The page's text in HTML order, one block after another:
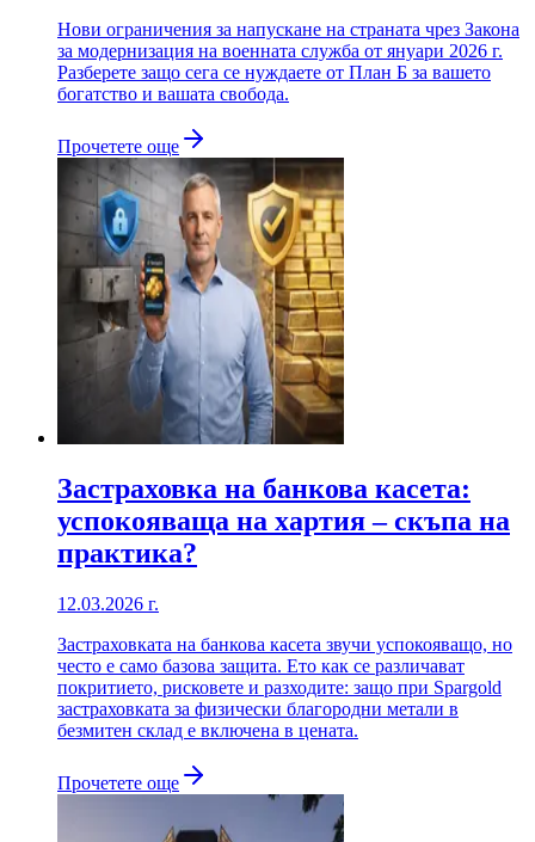
Нови ограничения за напускане на страната чрез Закона
за модернизация на военната служба от януари 2026 г.
Разберете защо сега се нуждаете от План Б за вашето
богатство и вашата свобода.
Прочетете още
Застраховка на банкова касета:
успокояваща на хартия – скъпа на
практика?
12.03.2026 г.
Застраховката на банкова касета звучи успокояващо, но
често е само базова защита. Ето как се различават
покритието, рисковете и разходите: защо при Spargold
застраховката за физически благородни метали в
безмитен склад е включена в цената.
Прочетете още